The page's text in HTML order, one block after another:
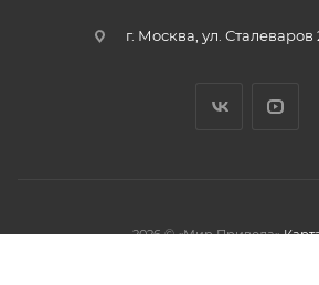
г. Москва, ул. Сталеваров
2026 © «Мир Привода»